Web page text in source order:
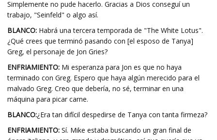
Simplemente no pude hacerlo. Gracias a Dios conseguí un
trabajo, "Seinfeld" o algo así.
BLANCO: Habrá una tercera temporada de "The White Lotus".
¿Qué crees que terminó pasando con [el esposo de Tanya]
Greg, el personaje de Jon Gries?
ENFRIAMIENTO: Mi esperanza para Jon es que no haya
terminado con Greg. Espero que haya algún merecido para el
malvado Greg. Creo que debería, no sé, terminar en una
máquina para picar carne.
BLANCO:¿Era tan difícil despedirse de Tanya con tanta firmeza?
ENFRIAMIENTO: Sí. Mike estaba buscando un gran final de